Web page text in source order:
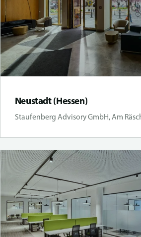
Neustadt (Hessen)
Staufenberg Advisory GmbH, Am